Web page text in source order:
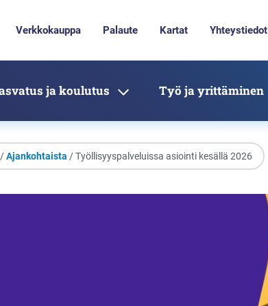
Verkkokauppa Palaute Kartat Yhteystiedot
ja koulutus Työ ja yrittäminen
Ajankohtaista / Työllisyyspalveluissa asiointi kesällä 2026